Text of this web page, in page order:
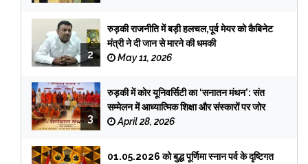
2
रुड़की राजनीति में बड़ी हलचल,पूर्व मेयर को कैबिनेट
मंत्री ने दी जान से मारने की धमकी
May 11, 2026
3
रुड़की में कोर यूनिवर्सिटी का ‘सनातन मंथन’: संत
सम्मेलन में आध्यात्मिक शिक्षा और संस्कारों पर जोर
April 28, 2026
01.05.2026 को बुद्ध पूर्णिमा स्नान पर्व के दृष्टिगत